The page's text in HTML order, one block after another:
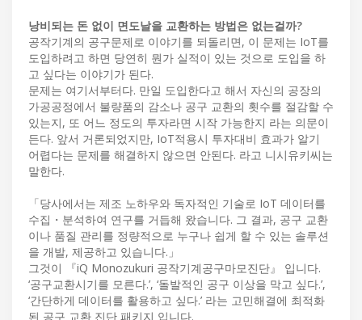
낭비되는 돈 없이 면도날을 교환하는 방법은 없는걸까?
공작기계의 공구문제로 이야기를 되돌리면, 이 문제는 IoT를
도입하려고 하면 당연히 뭔가 실적이 있는 것으로 도입을 하
고 싶다는 이야기가 된다.
문제는 여기서부터다. 만일 도입한다고 해서 자신의 공장의
가공공정에서 불량품의 감소나 공구 교환의 횟수를 절감할 수
있는지, 또 어느 정도의 투자라면 시작 가능한지 라는 의문이
든다. 앞서 거론되었지만, IoT적용시 투자대비 효과가 알기
어렵다는 문제를 해결하지 않으면 안된다. 라고 니시유키씨는
말한다.
「당사에서는 제조 노하우와 독자적인 기술로 IoT 데이터를
수집・분석하여 연구를 거듭해 왔습니다. 그 결과, 공구 교환
이나 품질 관리를 정량적으로 누구나 쉽게 할 수 있는 솔루션
을 개발, 제공하고 있습니다.」
그것이 『iQ Monozukuri 공작기계공구마모진단』 입니다.
‘공구교환시기를 모른다.’, ‘돌발적인 공구 이상을 막고 싶다.’,
‘간단하게 데이터를 활용하고 싶다.’ 라는 고민해결에 최적화
된 공구 교환 진단 패키지 입니다.